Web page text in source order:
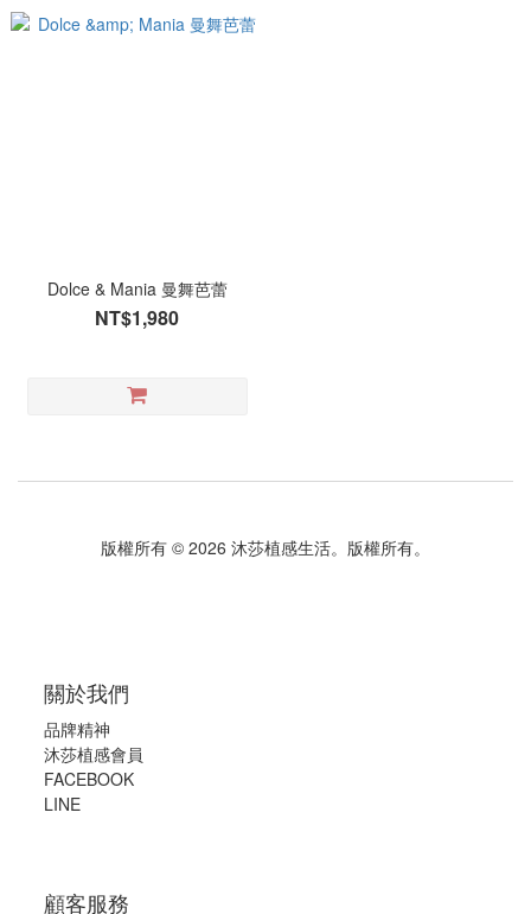
Dolce & Mania 曼舞芭蕾
NT$1,980
版權所有 © 2026 沐莎植感生活。版權所有。
關於我們
品牌精神
沐莎植感會員
FACEBOOK
LINE
顧客服務